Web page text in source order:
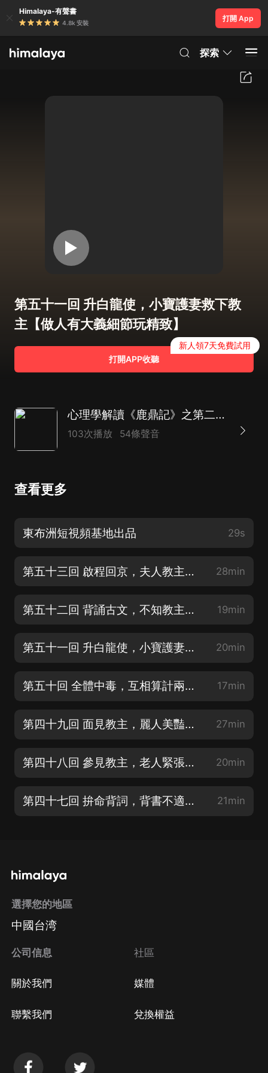
Himalaya-有聲書
4.8k 安裝
打開 App
探索
第五十一回 升白龍使，小寶護妻救下教
主【做人有大義細節玩精致】
打開APP收聽
新人領7天免費試用
心理學解讀《鹿鼎記》之第二季：搞定職場、情場、江湖
103次播放 54條聲音
查看更多
東布洲短視頻基地出品 29s
第五十三回 啟程回京，夫人教主親傳三招【韋小寶服下豹胎易筋丸】 28min
第五十二回 背誦古文，不知教主知不知道【萬一他知道我是在假裝】 19min
第五十一回 升白龍使，小寶護妻救下教主【做人有大義細節玩精致】 20min
第五十回 全體中毒，互相算計兩敗俱傷【資源分配不均引發積怨】 17min
第四十九回 面見教主，麗人美豔出手要命【皇宮里的陰謀由此而起】 27min
第四十八回 參見教主，老人緊張青年放蕩【神秘神龍教夫人當主角】 20min
第四十七回 拚命背詞，背書不適合韋小寶【陸先生心血有可能白費】 21min
選擇您的地區
中國台湾
公司信息
關於我們
聯繫我們
社區
媒體
兌換權益